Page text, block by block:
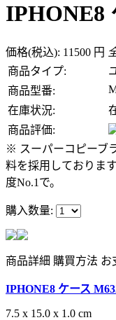
IPHONE8
価格(税込): 11500 円
商品タイプ:
商品型番:
在庫状況:
商品評価:
※ スーパーコピーブ
料を採用しておりま
度No.1で。
購入数量:
商品詳細 購買方法 お
IPHONE8 ケース
7.5 x 15.0 x 1.0 cm